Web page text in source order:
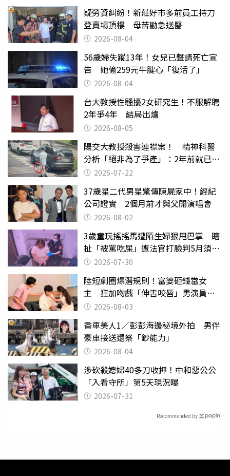
疑勞資糾紛！新莊好市多前員工持刀
登賣場頂樓 母苦勸急送醫
2026-08-04
56歲婦失蹤13年！女兒已聲請死亡宣
告 她偷259元牛腱心「復活了」
2026-08-04
台大教授性騷擾2女研究生！不服解聘
2年爭4年 結局出爐
2026-08-05
陽交大教授殺害連襟案！ 精神科醫
分析「絕非為了爭產」：2年前就已言
行詭異
2026-07-22
37歲星二代男星驚傳陳屍家中！經紀
公司證實 2個月前才與父開演唱會
2026-08-02
3歲童玩搖搖馬遭陌生婦狠甩巴掌 瞎
扯「被罵吃屎」遭法官打臉判5月須入
監 2026-07-30
陸短劇圈爆潛規則！富婆砸錢當女
主 狂加吻戲「伸舌咬唇」男演員崩
潰 2026-08-03
香車美人1／彭彭海邊秘境外拍 男伴
豪車接送還祭「鈔能力」
2026-08-04
涉砍殺媳婦40多刀收押！中和惡公公
「入看守所」第5天現況曝
2026-07-31
Recommended by